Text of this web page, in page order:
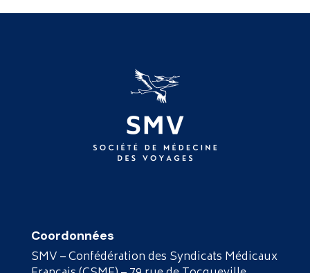
Coordonnées
SMV – Confédération des Syndicats Médicaux